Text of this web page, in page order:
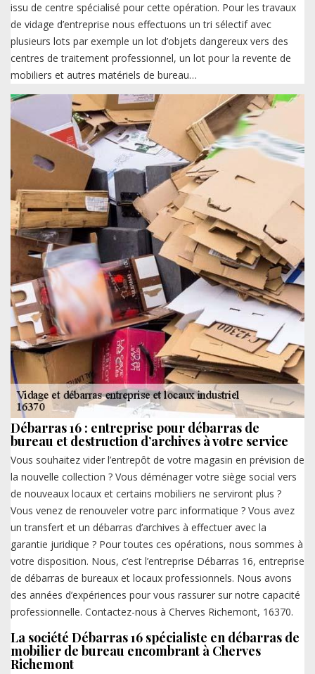
issu de centre spécialisé pour cette opération. Pour les travaux
de vidage d’entreprise nous effectuons un tri sélectif avec
plusieurs lots par exemple un lot d’objets dangereux vers des
centres de traitement professionnel, un lot pour la revente de
mobiliers et autres matériels de bureau…
Débarras 16 : entreprise pour débarras de
bureau et destruction d’archives à votre service
Vous souhaitez vider l’entrepôt de votre magasin en prévision de
la nouvelle collection ? Vous déménager votre siège social vers
de nouveaux locaux et certains mobiliers ne serviront plus ?
Vous venez de renouveler votre parc informatique ? Vous avez
un transfert et un débarras d’archives à effectuer avec la
garantie juridique ? Pour toutes ces opérations, nous sommes à
votre disposition. Nous, c’est l’entreprise Débarras 16, entreprise
de débarras de bureaux et locaux professionnels. Nous avons
des années d’expériences pour vous rassurer sur notre capacité
professionnelle. Contactez-nous à Cherves Richemont, 16370.
La société Débarras 16 spécialiste en débarras de
mobilier de bureau encombrant à Cherves
Richemont